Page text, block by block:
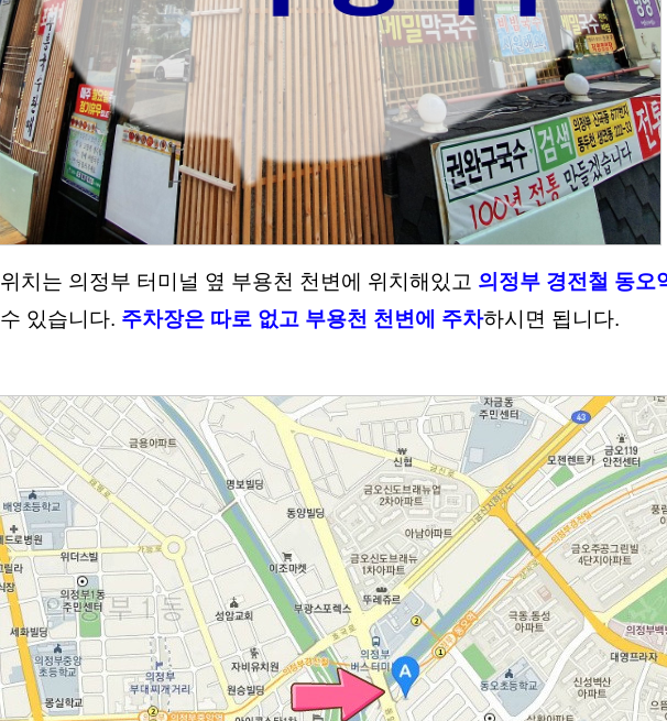
위치는 의정부 터미널 옆 부용천 천변에 위치해있고 의정부 경전철 동오
수 있습니다. 주차장은 따로 없고 부용천 천변에 주차하시면 됩니다.